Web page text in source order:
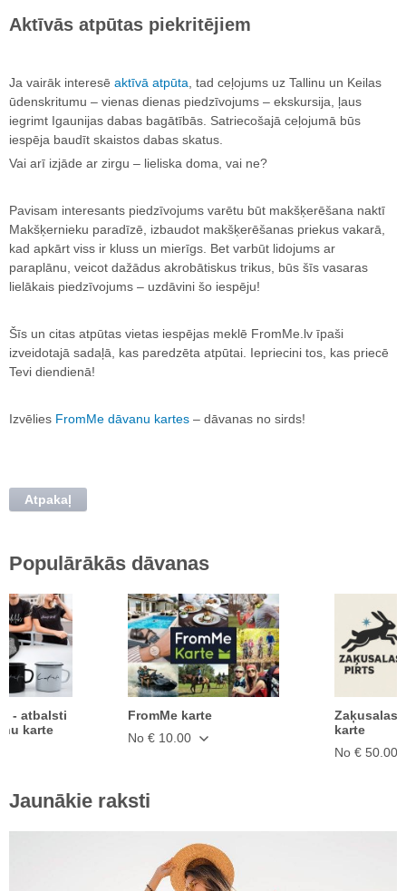
Aktīvās atpūtas piekritējiem
Ja vairāk interesē aktīvā atpūta , tad ceļojums uz Tallinu un Keilas
ūdenskritumu – vienas dienas piedzīvojums – ekskursija, ļaus
iegrimt Igaunijas dabas bagātībās. Satriecošajā ceļojumā būs
iespēja baudīt skaistos dabas skatus.
Vai arī izjāde ar zirgu – lieliska doma, vai ne?
Pavisam interesants piedzīvojums varētu būt makšķerēšana naktī
Makšķernieku paradīzē, izbaudot makšķerēšanas priekus vakarā,
kad apkārt viss ir kluss un mierīgs. Bet varbūt lidojums ar
paraplānu, veicot dažādus akrobātiskus trikus, būs šīs vasaras
lielākais piedzīvojums – uzdāvini šo iespēju!
Šīs un citas atpūtas vietas iespējas meklē FromMe.lv īpaši
izveidotajā sadaļā, kas paredzēta atpūtai. Iepriecini tos, kas priecē
Tevi diendienā!
Izvēlies FromMe dāvanu kartes – dāvanas no sirds!
Atpakaļ
Populārākās dāvanas
- atbalsti
karte
FromMe karte
No € 10.00
Zaķusalas
karte
No € 50.00
Jaunākie raksti